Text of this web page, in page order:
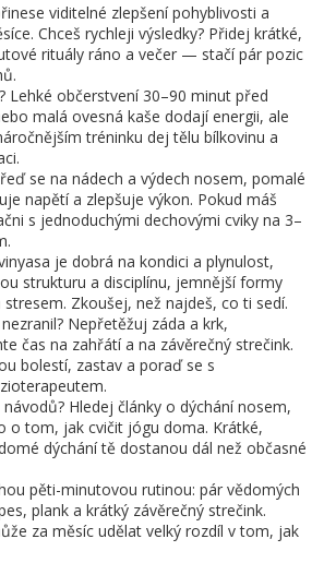
viditelné zlepšení pohyblivosti a
Chceš rychleji výsledky? Přidej krátké,
rituály ráno a večer — stačí pár pozic
Lehké občerstvení 30–90 minut před
malá ovesná kaše dodají energii, ale
tréninku dej tělu bílkovinu a
se na nádech a výdech nosem, pomalé
napětí a zlepšuje výkon. Pokud máš
s jednoduchými dechovými cviky na 3–
je dobrá na kondici a plynulost,
strukturu a disciplínu, jemnější formy
Zkoušej, než najdeš, co ti sedí.
Nepřetěžuj záda a krk,
čas na zahřátí a na závěrečný strečink.
bolestí, zastav a poraď se s
Hledej články o dýchání nosem,
o tom, jak cvičit jógu doma. Krátké,
dýchání tě dostanou dál než občasné
pěti-minutovou rutinou: pár vědomých
plank a krátký závěrečný strečink.
za měsíc udělat velký rozdíl v tom, jak